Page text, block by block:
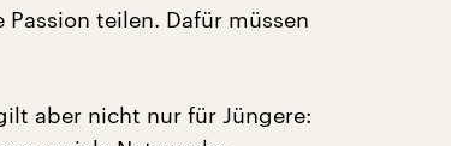
teilen. Dafür müssen
aber nicht nur für Jüngere: